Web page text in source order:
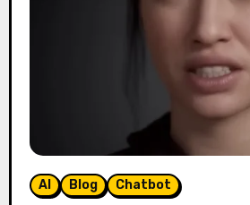
AI Blog Chatbot